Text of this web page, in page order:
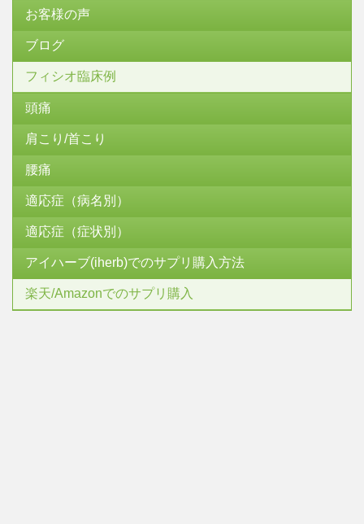
お客様の声
ブログ
フィシオ臨床例
頭痛
肩こり/首こり
腰痛
適応症（病名別）
適応症（症状別）
アイハーブ(iherb)でのサプリ購入方法
楽天/Amazonでのサプリ購入